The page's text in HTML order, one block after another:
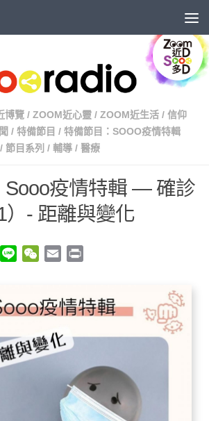
博覽 / ZOOM近心靈 / ZOOM近生活 / 信仰
/ 特備節目 / 特備節目：SOOO疫情特輯
/ 節目系列 / 輔導 / 醫療
Sooo疫情特輯 — 確診
）- 距離與變化
WhatsApp
Line WeChat
Email